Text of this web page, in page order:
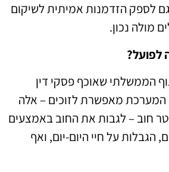
לספק הזדמנות אמיתית לשיקום
מולה נכון.
לפועל?
הממשלתי שאוכף פסקי דין
המערכת מאפשרת לזוכים – אלה
חוב – לגבות את החוב באמצעים
הגבלות על חיי היום-יום, ואף